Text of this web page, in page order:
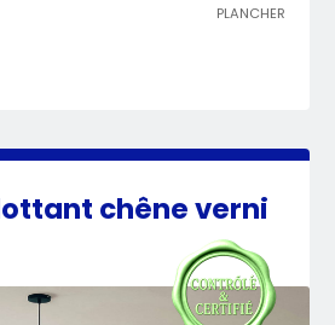
PLANCHER
chêne verni